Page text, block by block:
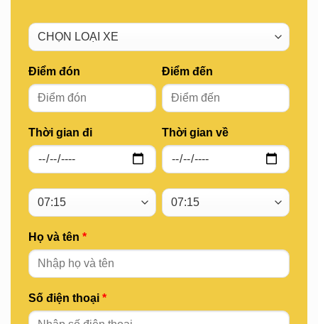
Điểm đón
Thời gian đi
Điểm đến
Thời gian về
Họ và tên *
Số điện thoại *